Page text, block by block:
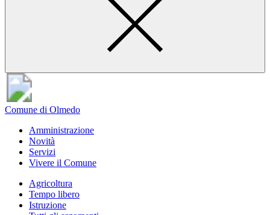
Comune di Olmedo
Amministrazione
Novità
Servizi
Vivere il Comune
Agricoltura
Tempo libero
Istruzione